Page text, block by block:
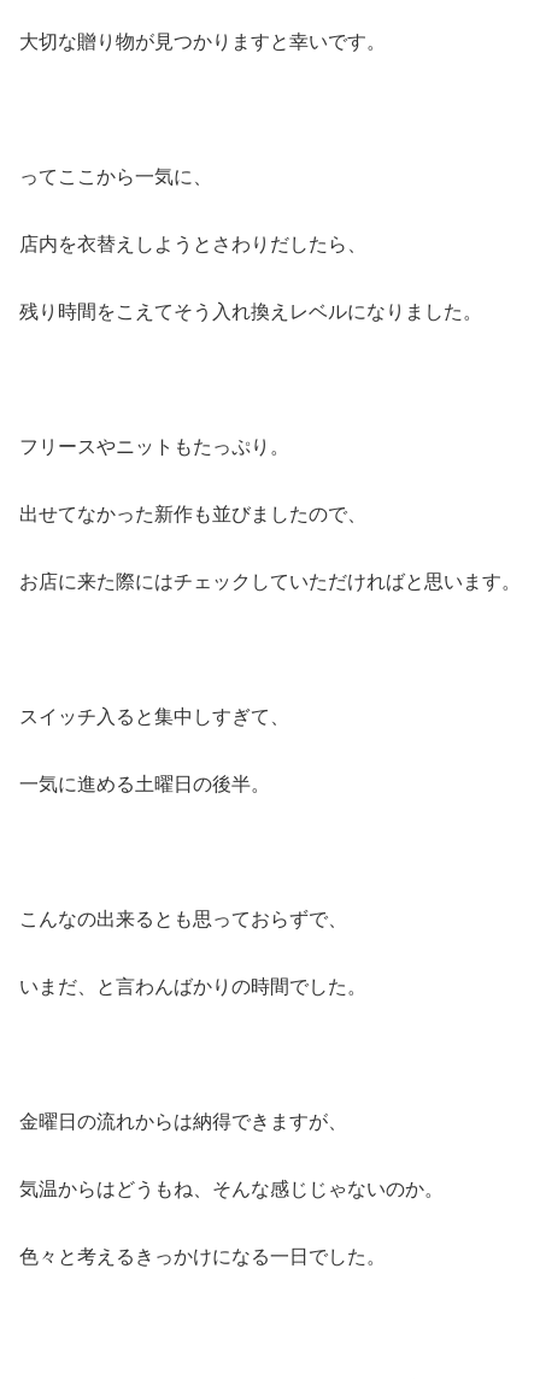
大切な贈り物が見つかりますと幸いです。
ってここから一気に、
店内を衣替えしようとさわりだしたら、
残り時間をこえてそう入れ換えレベルになりました。
フリースやニットもたっぷり。
出せてなかった新作も並びましたので、
お店に来た際にはチェックしていただければと思います。
スイッチ入ると集中しすぎて、
一気に進める土曜日の後半。
こんなの出来るとも思っておらずで、
いまだ、と言わんばかりの時間でした。
金曜日の流れからは納得できますが、
気温からはどうもね、そんな感じじゃないのか。
色々と考えるきっかけになる一日でした。